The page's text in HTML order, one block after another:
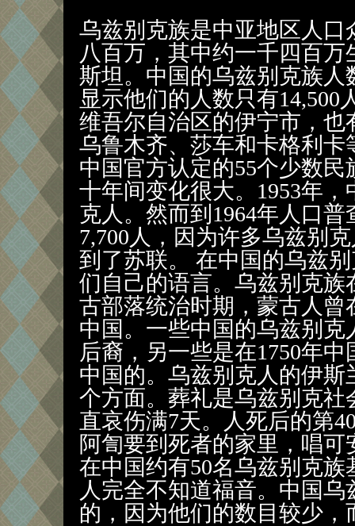
乌兹别克族是中亚地区人
八百万，其中约一千四百
斯坦。中国的乌兹别克族人
显示他们的人数只有
维吾尔自治区的伊宁市，
乌鲁木齐、莎车和卡格利
中国官方认定的55个少数
十年间变化很大。1953年
克人。然而到1964年人口
7,700人，因为许多乌兹别
到了苏联。 在中国的乌兹
们自己的语言。乌兹别克
古部落统治时期，蒙古人
中国。一些中国的乌兹别
后裔，另一些是在1750年
中国的。乌兹别克人的伊
个方面。葬礼是乌兹别克
直哀伤满7天。人死后的第
阿訇要到死者的家里，唱可
在中国约有50名乌兹别克
人完全不知道福音。中国
的，因为他们的数目较少